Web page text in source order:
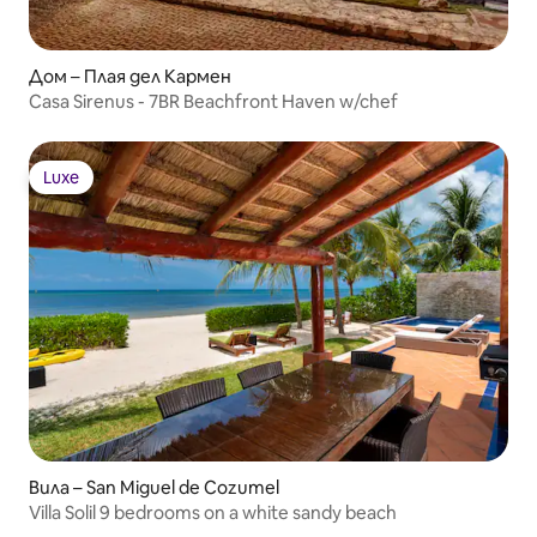
Дом – Плая дел Кармен
Casa Sirenus - 7BR Beachfront Haven w/chef
Luxe
Luxe
Вила – San Miguel de Cozumel
Villa Solil 9 bedrooms on a white sandy beach